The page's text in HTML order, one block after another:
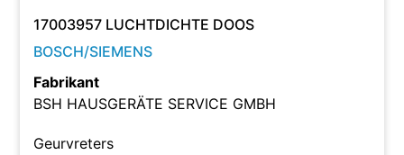
17003957 LUCHTDICHTE DOOS
BOSCH/SIEMENS
Fabrikant
BSH HAUSGERÄTE SERVICE GMBH
Geurvreters